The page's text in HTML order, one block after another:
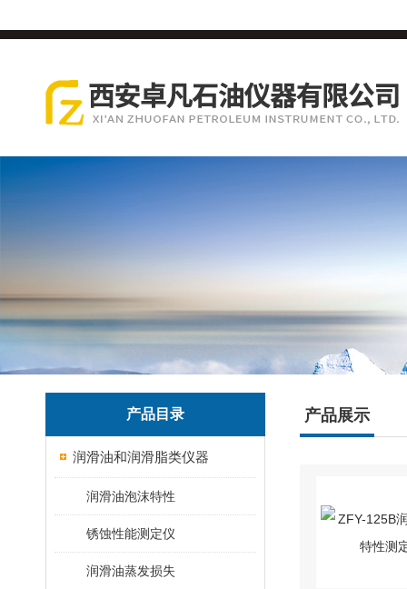
产品目录
润滑油和润滑脂类仪器
润滑油泡沫特性
锈蚀性能测定仪
润滑油蒸发损失
产品展示